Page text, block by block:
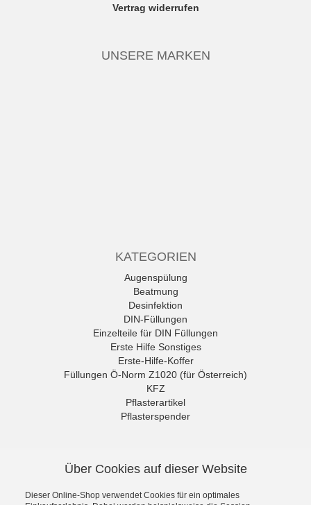
Vertrag widerrufen
UNSERE MARKEN
KATEGORIEN
Augenspülung
Beatmung
Desinfektion
DIN-Füllungen
Einzelteile für DIN Füllungen
Erste Hilfe Sonstiges
Erste-Hilfe-Koffer
Füllungen Ö-Norm Z1020 (für Österreich)
KFZ
Pflasterartikel
Pflasterspender
Untersuchungshandschuhe
Verbandschränke
Ihr nichts mehr verpasst.
Über Cookies auf dieser Website
Dieser Online-Shop verwendet Cookies für ein optimales